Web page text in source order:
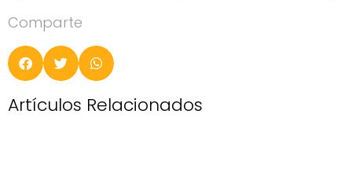
Comparte
Artículos Relacionados